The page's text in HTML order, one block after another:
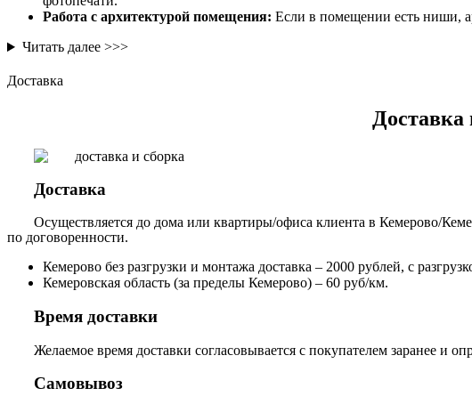
Работа с архитектурой помещения: Если в помещении есть ниши,
Читать далее >>>
Доставка
Доставка
Доставка
Осуществляется до дома или квартиры/офиса клиента в Кемерово/
по договоренности.
Кемерово без разгрузки и монтажа доставка – 2000 рублей, с
Кемеровская область (за пределы Кемерово) – 60 руб/км.
Время доставки
Желаемое время доставки согласовывается с покупателем заранее и
Самовывоз